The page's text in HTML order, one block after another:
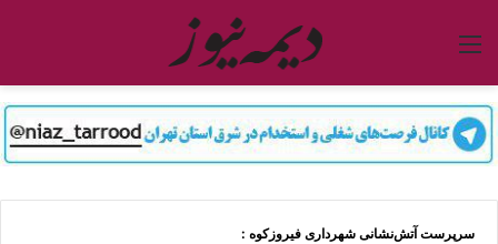
منو
سرپرست آتش‌نشانی شهرداری فیروزکوه :